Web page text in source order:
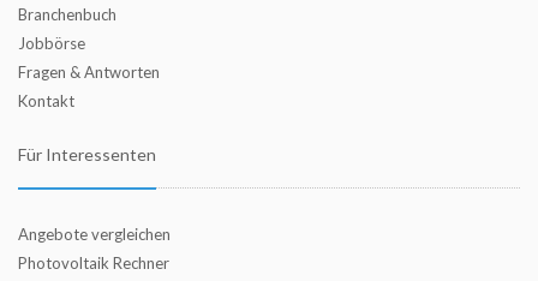
Branchenbuch
Jobbörse
Fragen & Antworten
Kontakt
Für Interessenten
Angebote vergleichen
Photovoltaik Rechner